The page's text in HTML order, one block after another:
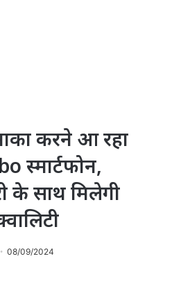
करने आ रहा
स्मार्टफोन,
के साथ मिलेगी
08/09/2024